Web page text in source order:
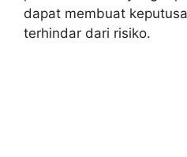
dapat membuat
terhindar dari risiko.